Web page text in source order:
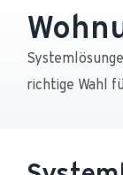
richtige Wahl